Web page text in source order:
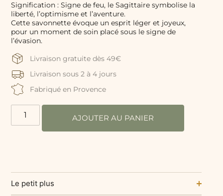
Signification : Signe de feu, le Sagittaire symbolise la
liberté, l’optimisme et l’aventure.
Cette savonnette évoque un esprit léger et joyeux,
pour un moment de soin placé sous le signe de
l’évasion.
Livraison gratuite dès 49€
Livraison sous 2 à 4 jours
Fabriqué en Provence
AJOUTER AU PANIER
Le petit plus